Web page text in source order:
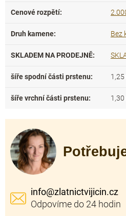
Cenové rozpětí:
Druh kamene: Bez
SKLADEM NA PRODEJNĚ:
šíře spodní části prstenu:
šíře vrchní části prstenu:
info@zlatnictvijicin.cz